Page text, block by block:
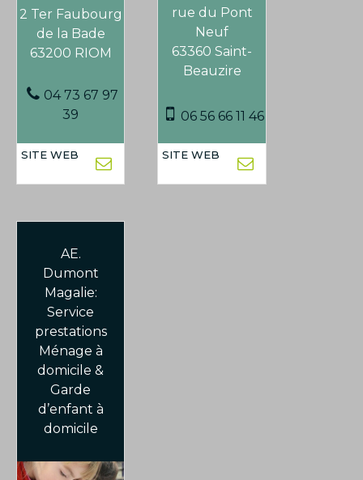
2 Ter Faubourg
de la Bade
63200 RIOM
04 73 67 97
39
rue du Pont
Neuf
63360 Saint-
Beauzire
06 56 66 11 46
AE.
Dumont
Magalie:
Service
prestations
Ménage à
domicile &
Garde
d’enfant à
domicile